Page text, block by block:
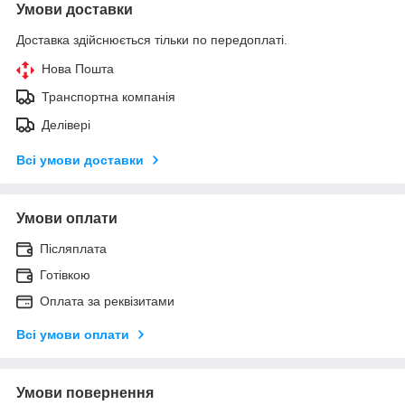
Умови доставки
Доставка здійснюється тільки по передоплаті.
Нова Пошта
Транспортна компанія
Делівері
Всі умови доставки
Умови оплати
Післяплата
Готівкою
Оплата за реквізитами
Всі умови оплати
Умови повернення